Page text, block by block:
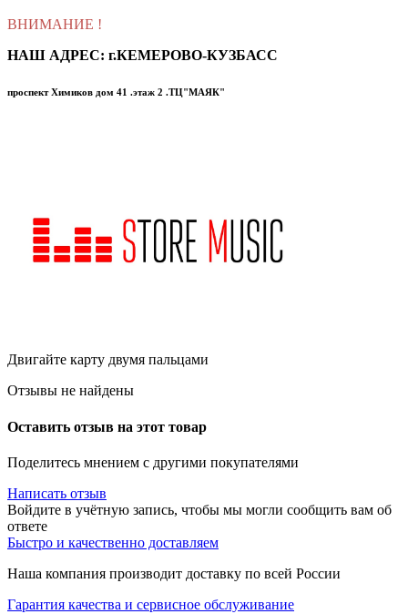
ВНИМАНИЕ !
НАШ АДРЕС: г.КЕМЕРОВО-КУЗБАСС
проспект Химиков дом 41 .этаж 2 .ТЦ"МАЯК"
Двигайте карту двумя пальцами
Отзывы не найдены
Оставить отзыв на этот товар
Поделитесь мнением с другими покупателями
Написать отзыв
Войдите в учётную запись, чтобы мы могли сообщить вам об
ответе
Быстро и качественно доставляем
Наша компания производит доставку по всей России
Гарантия качества и сервисное обслуживание